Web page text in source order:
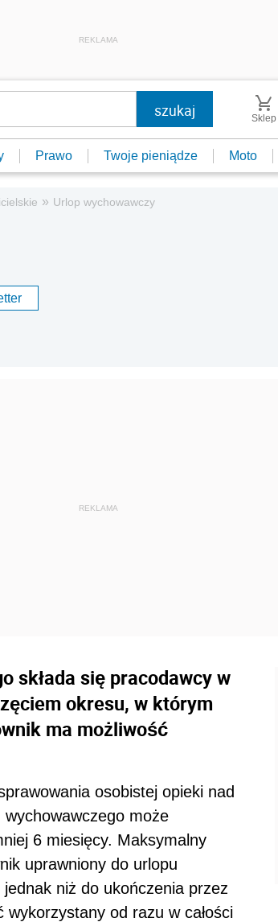
REKLAMA
Sklep
Prawo Twoje pieniądze Moto
» Urlop wychowawczy
składa się pracodawcy w
okresu, w którym
ma możliwość
osobistej opieki nad
może
6 miesięcy. Maksymalny
uprawniony do urlopu
niż do ukończenia przez
od razu w całości